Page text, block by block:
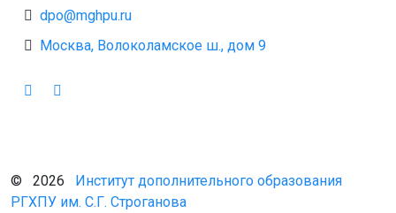
dpo@mghpu.ru
Москва, Волоколамское ш., дом 9
© 2026 Институт дополнительного образования
РГХПУ им. С.Г. Строганова